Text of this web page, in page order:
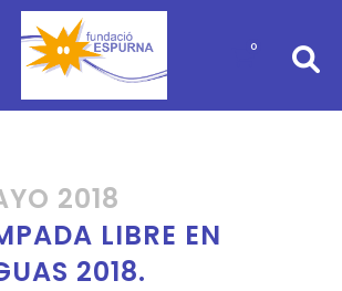
0
2018
LIBRE EN
2018.